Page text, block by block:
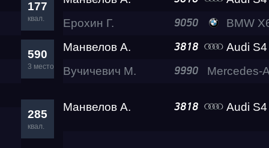
177
квал.
Ерохин Г.
9050 BMW X6
590
3 место
Манвелов А. 3818
Audi S4 Eva
Вучичевич М.
9990
285
квал.
Манвелов А. 3818 Audi S4 Eva